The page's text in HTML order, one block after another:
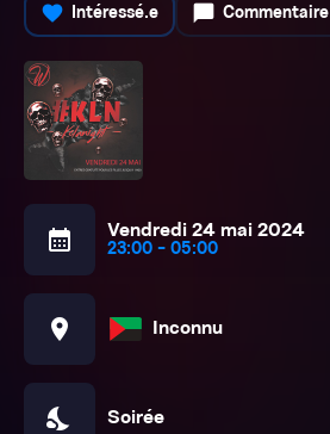
favorite Intéressé.e chat_bubble Commentaire
calendar_month Vendredi 24 mai 2024
23:00 - 05:00
location_on Inconnu
nights_stay Soirée